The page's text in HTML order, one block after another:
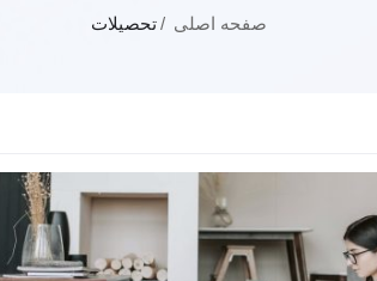
صفحه اصلی تحصیلات